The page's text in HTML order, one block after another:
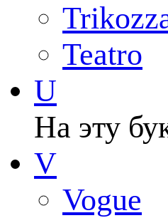
Teatro
U
На эту
V
Vogue